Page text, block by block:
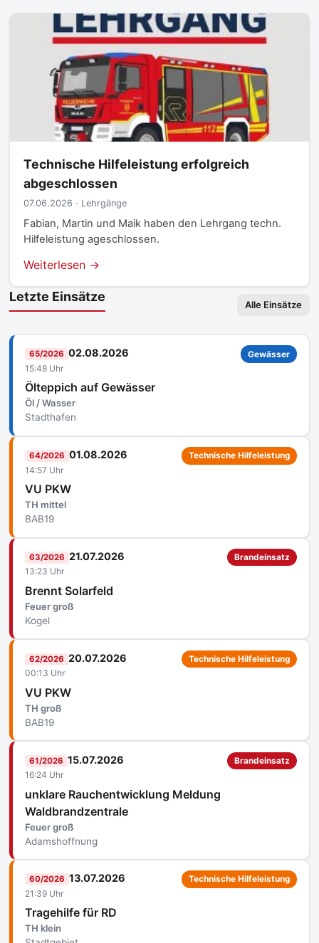
Technische Hilfeleistung erfolgreich
abgeschlossen
07.06.2026 · Lehrgänge
Fabian, Martin und Maik haben den Lehrgang techn.
Hilfeleistung ageschlossen.
Weiterlesen →
Letzte Einsätze
Alle Einsätze
65/2026 02.08.2026
15:48 Uhr
Ölteppich auf Gewässer
Öl / Wasser
Stadthafen
Gewässer
64/2026 01.08.2026
14:57 Uhr
VU PKW
TH mittel
BAB19
Technische Hilfeleistung
63/2026 21.07.2026
13:23 Uhr
Brennt Solarfeld
Feuer groß
Kogel
Brandeinsatz
62/2026 20.07.2026
00:13 Uhr
VU PKW
TH groß
BAB19
Technische Hilfeleistung
61/2026 15.07.2026
16:24 Uhr
unklare Rauchentwicklung Meldung
Waldbrandzentrale
Feuer groß
Adamshoffnung
Brandeinsatz
60/2026 13.07.2026
21:39 Uhr
Tragehilfe für RD
TH klein
Technische Hilfeleistung